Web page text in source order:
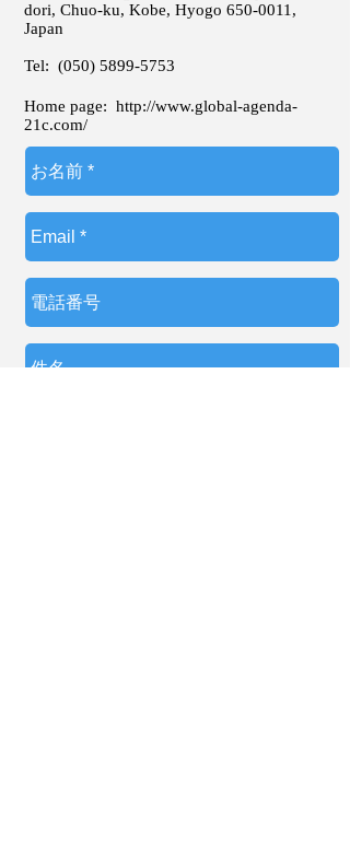
dori, Chuo-ku, Kobe, Hyogo 650-0011 ,
Japan
Tel: (050) 5899-5753
Home page: http://www.global-agenda-
21c.com/